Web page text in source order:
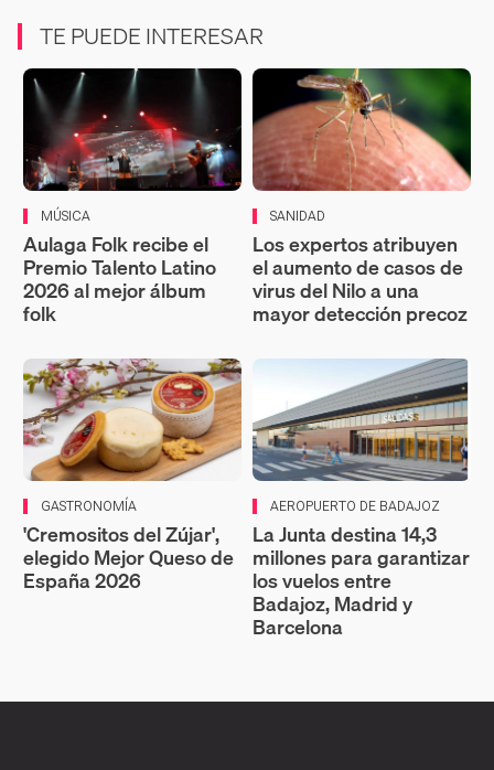
TE PUEDE INTERESAR
MÚSICA
Aulaga Folk recibe el
Premio Talento Latino
2026 al mejor álbum
folk
SANIDAD
Los expertos atribuyen
el aumento de casos de
virus del Nilo a una
mayor detección precoz
GASTRONOMÍA
'Cremositos del Zújar',
elegido Mejor Queso de
España 2026
AEROPUERTO DE BADAJOZ
La Junta destina 14,3
millones para garantizar
los vuelos entre
Badajoz, Madrid y
Barcelona